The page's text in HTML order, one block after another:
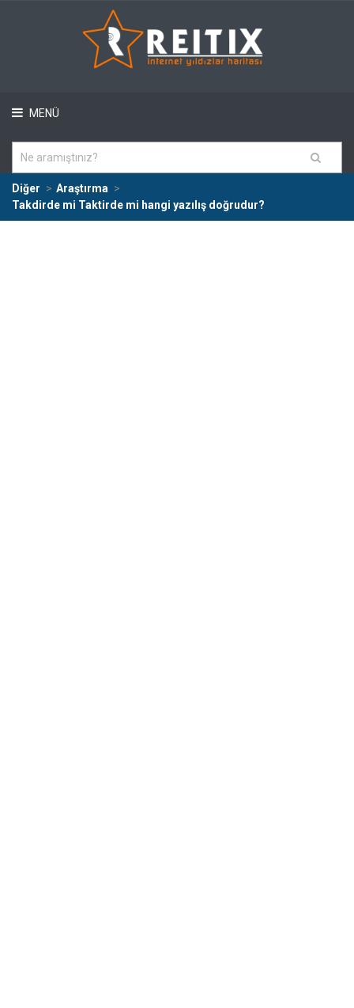
MENÜ
Diğer
Araştırma
Takdirde mi Taktirde mi hangi yazılış doğrudur?